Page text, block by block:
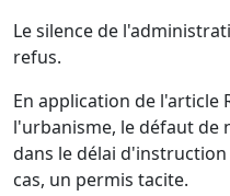
Le silence de
refus.
En application de l'article
l'urbanisme, le défaut de
dans le délai
cas, un permis tacite.